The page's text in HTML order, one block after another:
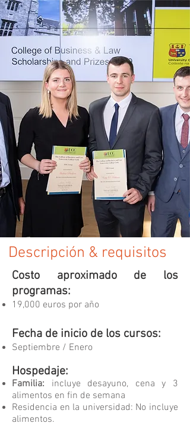
Descripción & requisitos
Costo aproximado de los
programas:
19,000 euros por año
Fecha de inicio de los cursos:
Septiembre / Enero
Hospedaje:
Familia: incluye desayuno, cena y 3
alimentos en fin de semana
Residencia en la universidad: No incluye
alimentos.